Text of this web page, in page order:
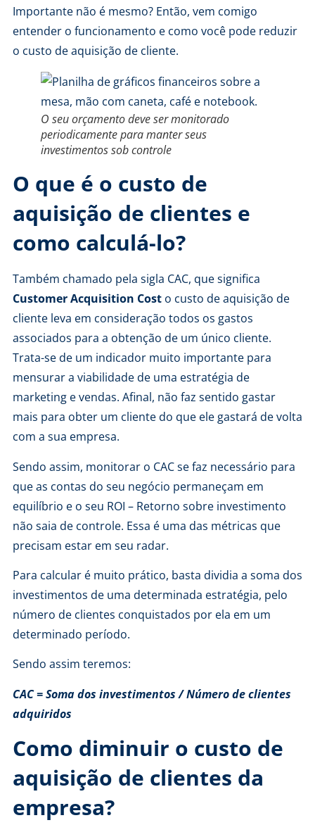
Importante não é mesmo? Então, vem comigo
entender o funcionamento e como você pode reduzir
o custo de aquisição de cliente.
O seu orçamento deve ser monitorado
periodicamente para manter seus
investimentos sob controle
O que é o custo de
aquisição de clientes e
como calculá-lo?
Também chamado pela sigla CAC, que significa
Customer Acquisition Costo custo de aquisição de
cliente leva em consideração todos os gastos
associados para a obtenção de um único cliente.
Trata-se de um indicador muito importante para
mensurar a viabilidade de uma estratégia de
marketing e vendas. Afinal, não faz sentido gastar
mais para obter um cliente do que ele gastará de volta
com a sua empresa.
Sendo assim, monitorar o CAC se faz necessário para
que as contas do seu negócio permaneçam em
equilíbrio e o seu ROI – Retorno sobre investimento
não saia de controle. Essa é uma das métricas que
precisam estar em seu radar.
Para calcular é muito prático, basta dividia a soma dos
investimentos de uma determinada estratégia, pelo
número de clientes conquistados por ela em um
determinado período.
Sendo assim teremos:
CAC = Soma dos investimentos / Número de clientes
adquiridos
Como diminuir o custo de
aquisição de clientes da
empresa?